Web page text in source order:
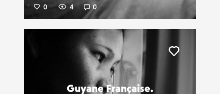
0 4 0
Guyane Française.